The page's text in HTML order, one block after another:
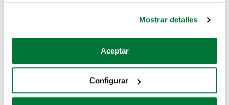
Si lo permite, también quisiéramos:
Recopilar información sobre su ubicación geográfica
Identificar su dispositivo analizándolo activamente
para buscar características específicas (huellas
Mostrar detalles
Aceptar
Configurar
Coches de segunda mano
Coches de km0